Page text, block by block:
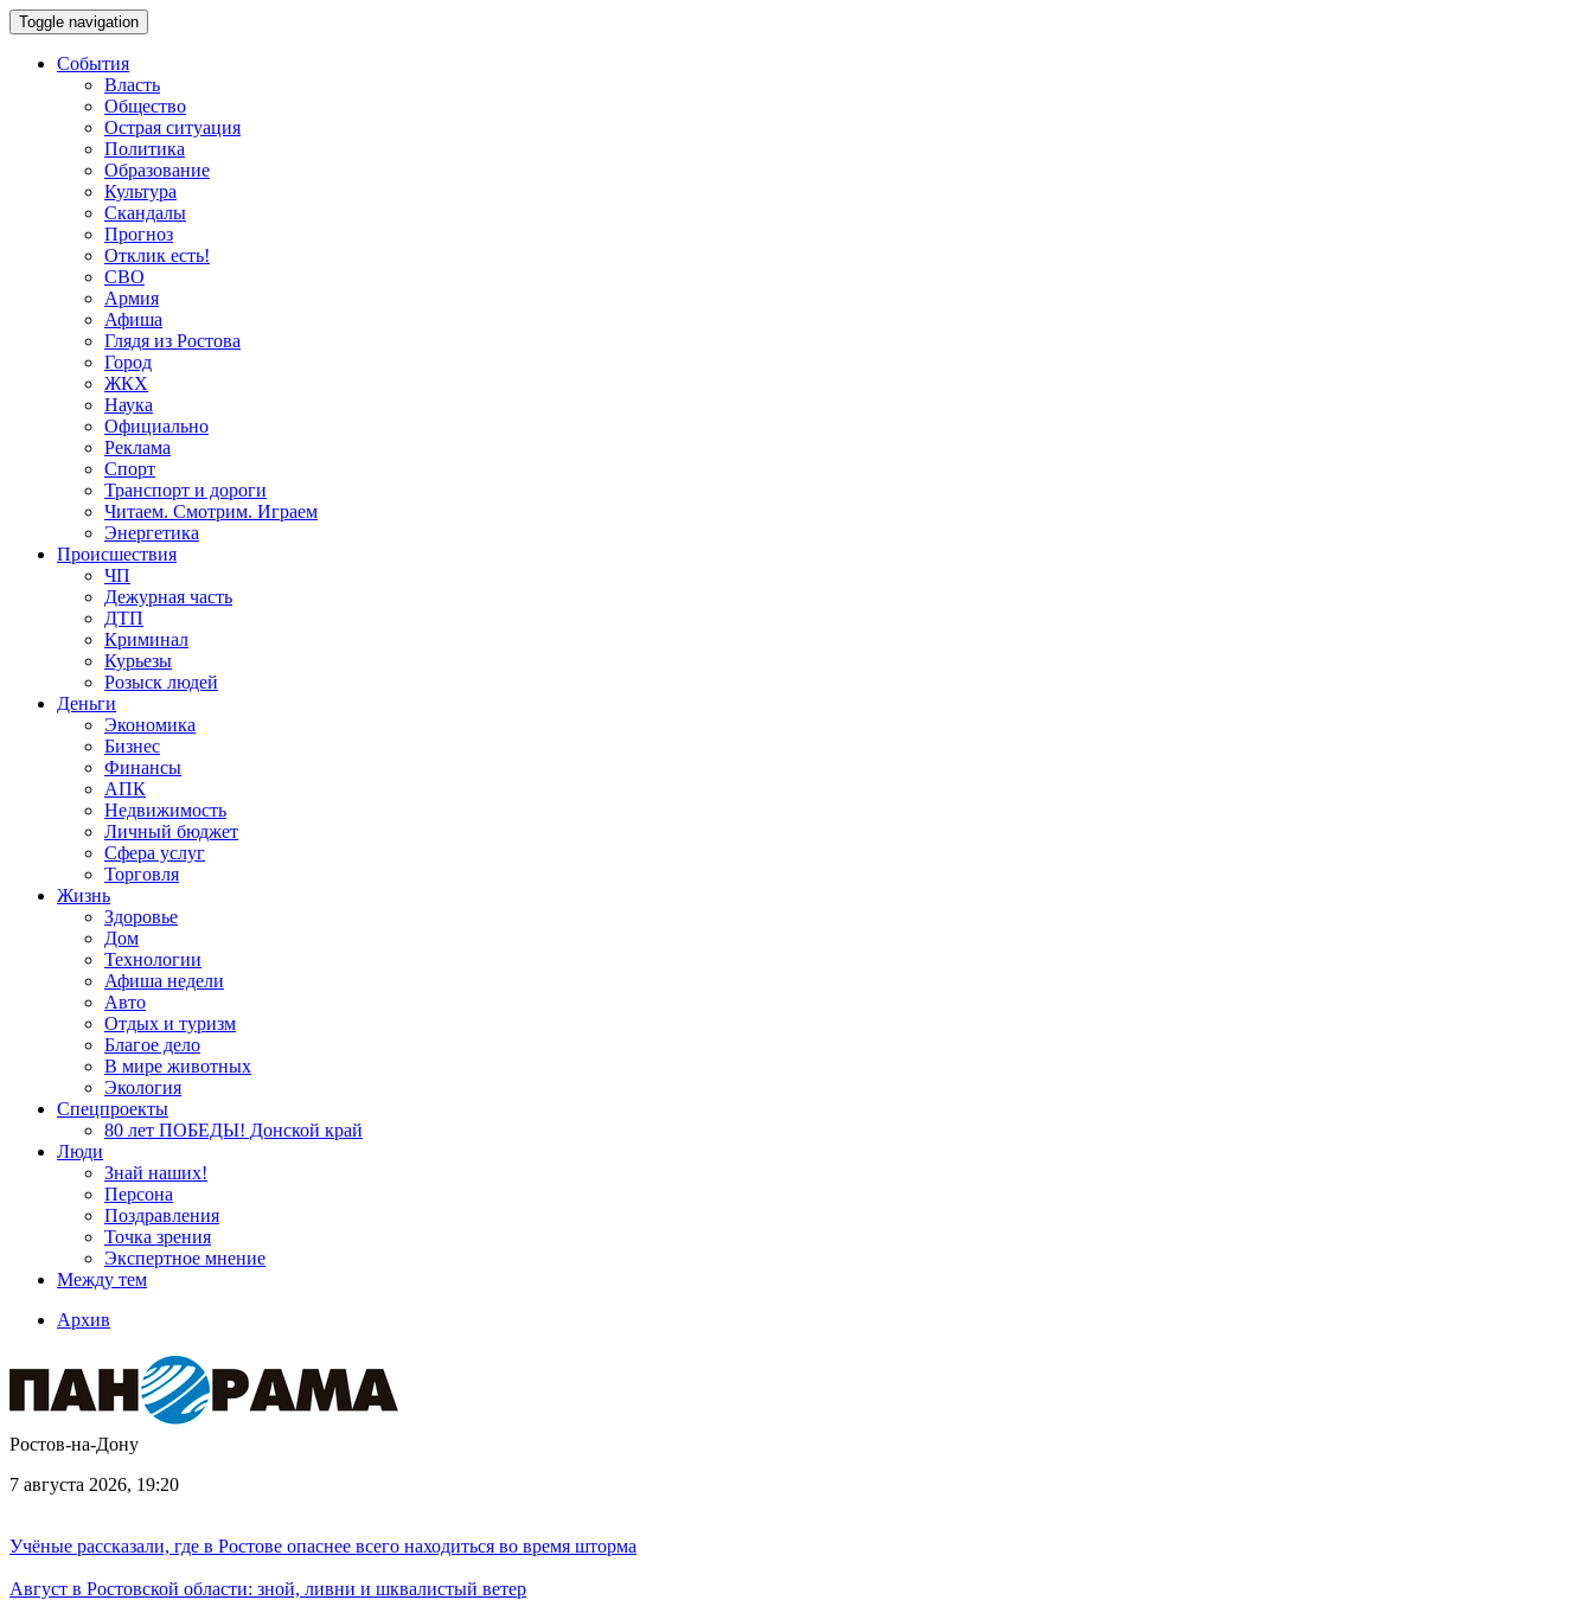
Toggle navigation
События
Власть
Общество
Острая ситуация
Политика
Образование
Культура
Скандалы
Прогноз
Отклик есть!
СВО
Армия
Афиша
Глядя из Ростова
Город
ЖКХ
Наука
Официально
Реклама
Спорт
Транспорт и дороги
Читаем. Смотрим. Играем
Энергетика
Происшествия
ЧП
Дежурная часть
ДТП
Криминал
Курьезы
Розыск людей
Деньги
Экономика
Бизнес
Финансы
АПК
Недвижимость
Личный бюджет
Сфера услуг
Торговля
Жизнь
Здоровье
Дом
Технологии
Афиша недели
Авто
Отдых и туризм
Благое дело
В мире животных
Экология
Спецпроекты
80 лет ПОБЕДЫ! Донской край
Люди
Знай наших!
Персона
Поздравления
Точка зрения
Экспертное мнение
Между тем
Архив
Ростов-на-Дону
7 августа 2026, 19:20
Учёные рассказали, где в Ростове опаснее всего находиться во время шторма
Август в Ростовской области: зной, ливни и шквалистый ветер